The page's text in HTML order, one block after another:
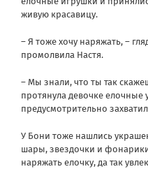
живую красавицу.
– Я тоже хочу наряжать, –
промолвила Настя.
– Мы знали, что ты так
протянула девочке
предусмотрительно
У Бони тоже нашлись
шары, звездочки и
наряжать елочку, да так